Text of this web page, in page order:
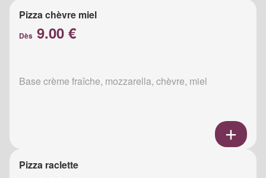
Pizza chèvre miel
Dès 9.00 €
Base crème fraîche, mozzarella, chèvre, miel
Pizza raclette